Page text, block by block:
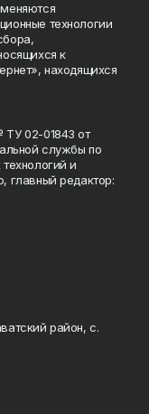
технологии
к
находящихся
02-01843 от
службы по
и
главный редактор:
район, с.